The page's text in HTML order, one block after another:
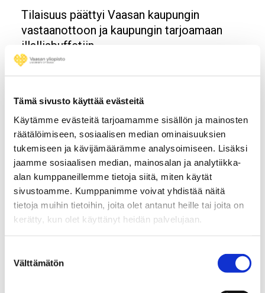
Tämä sivusto käyttää evästeitä
Käytämme evästeitä tarjoamamme sisällön ja mainosten
räätälöimiseen, sosiaalisen median ominaisuuksien
tukemiseen ja kävijämäärämme analysoimiseen. Lisäksi
jaamme sosiaalisen median, mainosalan ja analytiikka-
alan kumppaneillemme tietoja siitä, miten käytät
sivustoamme. Kumppanimme voivat yhdistää näitä
tietoja muihin tietoihin, joita olet antanut heille tai joita on
kerätty, kun olet käyttänyt heidän palvelujaan.
valinta
Välttämätön
Tilaisuus päättyi Vaasan kaupungin
vastaanottoon ja kaupungin tarjoamaan
illallisbuffetiin.
MBA:t ja muut Vaasan yliopiston Levón-
instituutin koulutukset
Opens in a new window
Tilaa Vaasan yliopiston